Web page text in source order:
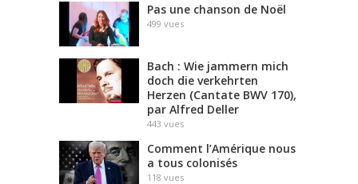
Pas une chanson de Noël
499 vues
Bach : Wie jammern mich
doch die verkehrten
Herzen (Cantate BWV 170),
par Alfred Deller
443 vues
Comment l’Amérique nous
a tous colonisés
118 vues